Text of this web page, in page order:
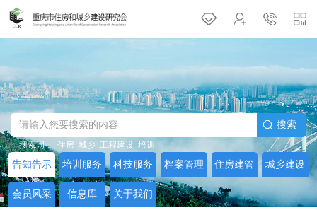
搜索
搜索词： 住房 城乡 工程建设 培训
告知告示 培训服务 科技服务 档案管理 住房建管 城乡建设
会员风采 信息库 关于我们